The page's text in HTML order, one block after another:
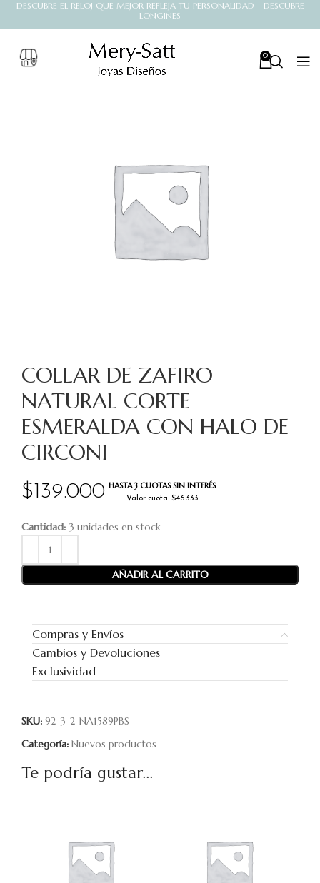
DESCUBRE EL RELOJ QUE MEJOR REFLEJA TU PERSONALIDAD - DESCUBRE
LONGINES
0
COLLAR DE ZAFIRO
NATURAL CORTE
ESMERALDA CON HALO DE
CIRCONI
$139.000 HASTA 3 CUOTAS SIN INTERÉS
Valor cuota: $46.333
Cantidad: 3 unidades en stock
AÑADIR AL CARRITO
Compras y Envíos
Cambios y Devoluciones
Exclusividad
SKU: 92-3-2-NA1589PBS
Categoría: Nuevos productos
Te podría gustar...